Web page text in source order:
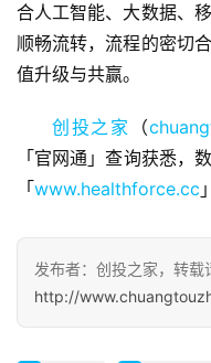
融
资
商
观
察
初
合人工智能、大数据、
顺畅流转，流程的密切
值升级与共赢。
创投之家 （
「官网通」查询获悉，
「www.healthforce.cc
发布者：创投之家，转载
http://